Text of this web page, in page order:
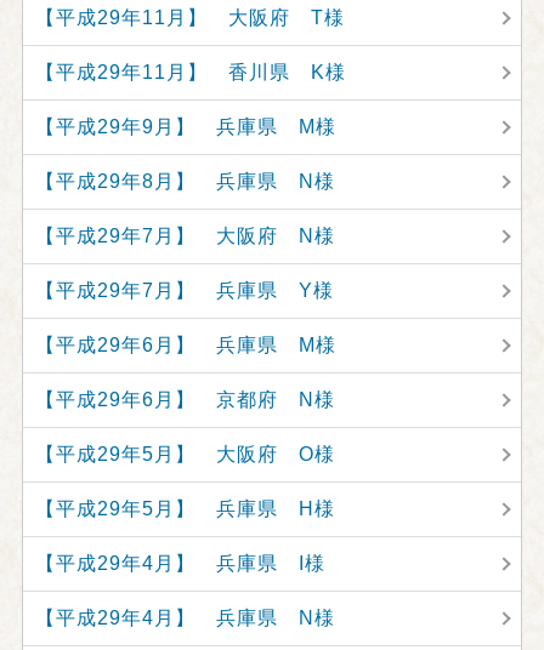
【平成29年11月】 大阪府 T様
【平成29年11月】 香川県 K様
【平成29年9月】 兵庫県 M様
【平成29年8月】 兵庫県 N様
【平成29年7月】 大阪府 N様
【平成29年7月】 兵庫県 Y様
【平成29年6月】 兵庫県 M様
【平成29年6月】 京都府 N様
【平成29年5月】 大阪府 O様
【平成29年5月】 兵庫県 H様
【平成29年4月】 兵庫県 I様
【平成29年4月】 兵庫県 N様